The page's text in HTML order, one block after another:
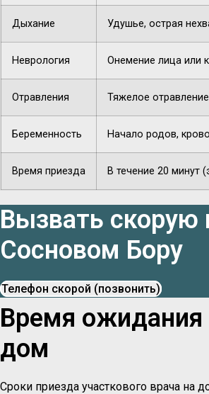
Дыхание Удушье, острая
Неврология Онемение лица или
Отравления Тяжелое
Беременность Начало родов,
Время приезда В течение 20 минут
Вызвать скорую
Сосновом Бору
Телефон скорой (позвонить)
Время ожидания
дом
Сроки приезда участкового врача на